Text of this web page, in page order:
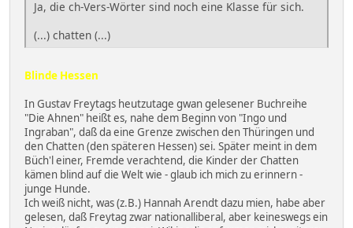
Ja, die ch-Vers-Wörter sind noch eine Klasse für sich.
(...) chatten (...)
Blinde Hessen
In Gustav Freytags heutzutage gwan gelesener Buchreihe
"Die Ahnen" heißt es, nahe dem Beginn von "Ingo und
Ingraban", daß da eine Grenze zwischen den Thüringen und
den Chatten (den späteren Hessen) sei. Später meint in dem
Büch'l einer, Fremde verachtend, die Kinder der Chatten
kämen blind auf die Welt wie - glaub ich mich zu erinnern -
junge Hunde.
Ich weiß nicht, was (z.B.) Hannah Arendt dazu mien, habe aber
gelesen, daß Freytag zwar nationalliberal, aber keineswegs ein